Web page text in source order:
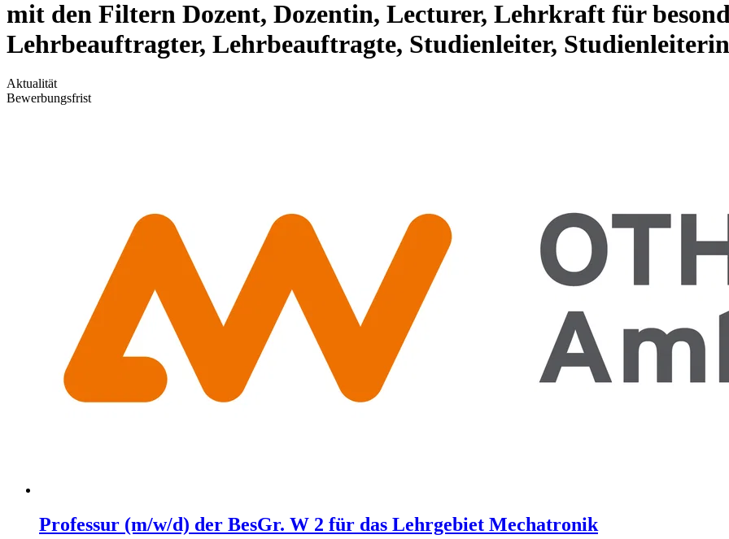
mit den Filtern Dozent, Dozentin, Lecturer, Lehrkraft für
Lehrbeauftragter, Lehrbeauftragte, Studienleiter, Studienleiterin
Aktualität
Bewerbungsfrist
Professur (m/w/d) der BesGr. W 2 für das Lehrgebiet Mechatronik